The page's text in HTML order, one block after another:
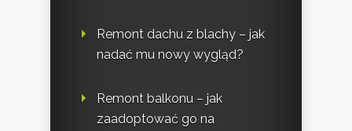
Remont dachu z blachy – jak
nadać mu nowy wygląd?
Remont balkonu – jak
zaadoptować go na